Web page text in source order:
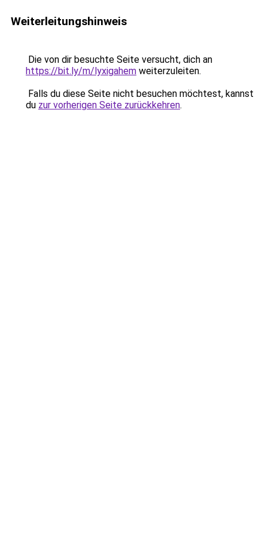
Weiterleitungshinweis
Die von dir besuchte Seite versucht, dich an
https://bit.ly/m/lyxigahem weiterzuleiten.
Falls du diese Seite nicht besuchen möchtest, kannst
du zur vorherigen Seite zurückkehren.